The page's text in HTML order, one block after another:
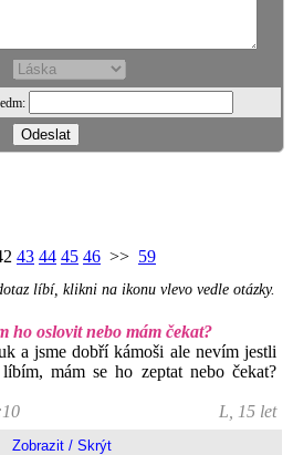
:
43 44 45 46 >> 59
líbí, klikni na ikonu vlevo vedle otázky.
ho oslovit nebo mám čekat?
a jsme dobří kámoši ale nevím jestli
mám se ho zeptat nebo čekat?
L, 15 let